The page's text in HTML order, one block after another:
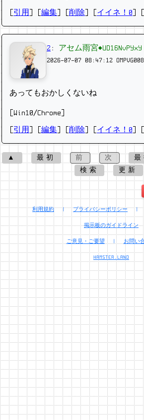
引用 編集 削除 イイネ！0
2 : アセム雨宮◆UD16NvPYxY
2026-07-07 08:47:12
あってもおかしくないね
[Win10/Chrome]
引用 編集 削除 イイネ！0
▲ 最初 前 次 最
検索
更新
利用規約 | プライバシーポリシー |
掲示板のガイドライン
ご意見・ご要望 | お問い
HAMSTER.LAND